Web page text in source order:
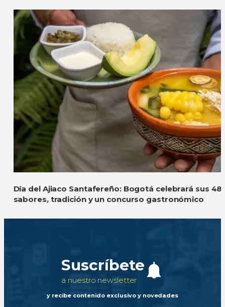
Día del Ajiaco Santafereño: Bogotá celebrará sus
sabores, tradición y un concurso gastronómico
Suscríbete
a nuestro newsletter
y recibe contenido exclusivo y novedades